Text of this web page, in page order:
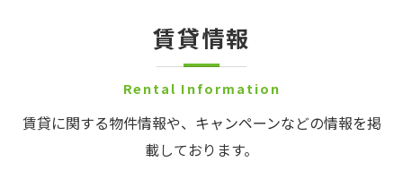
Rental Information
賃貸情報
賃貸に関する物件情報や、キャンペーンなどの情報を掲
載しております。